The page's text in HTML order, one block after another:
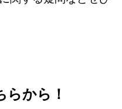
らから！